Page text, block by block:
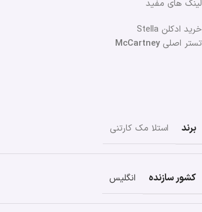
لینک های مفید
خرید ادکلن Stella
تستر اصلیMcCartney
برند استلا مک کارتنی
کشور سازنده انگلیس